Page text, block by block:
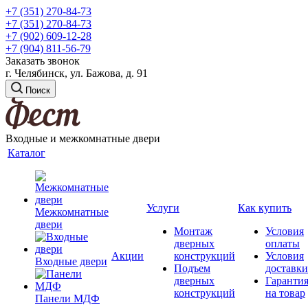
+7 (351) 270-84-73
+7 (351) 270-84-73
+7 (902) 609-12-28
+7 (904) 811-56-79
Заказать звонок
г. Челябинск, ул. Бажова, д. 91
Поиск
Входные и межкомнатные двери
Каталог
Межкомнатные
двери
Входные двери
Панели МДФ
Акции
Услуги
Монтаж
дверных
конструкций
Подъем
дверных
конструкций
Как купить
Условия
оплаты
Условия
доставки
Гарантия
на товар